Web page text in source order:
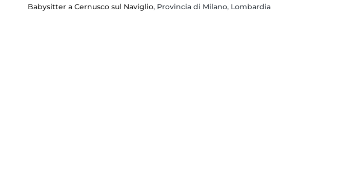
Babysitter a Cernusco sul Naviglio, Provincia di Milano, Lombardia